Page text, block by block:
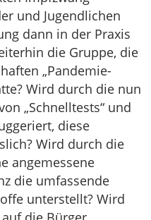
und Jugendlichen
dann in der Praxis
die Gruppe, die
„Pandemie-
Wird durch die nun
„Schnelltests“ und
diese
Wird durch die
angemessene
die umfassende
unterstellt? Wird